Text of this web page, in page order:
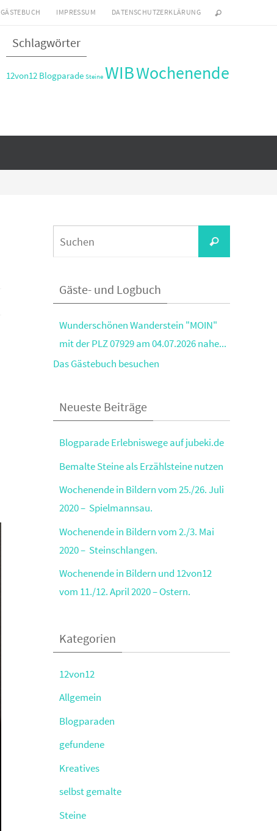
GÄSTEBUCH IMPRESSUM DATENSCHUTZERKLÄRUNG
Schlagwörter
12von12 Blogparade Steine WIBWochenende
Suchen
Gäste- und Logbuch
Hallöle! Ich habe gestern am Strand von
Grömitz in meinem...
Das Gästebuch besuchen
Neueste Beiträge
Blogparade Erlebniswege auf jubeki.de
Bemalte Steine als Erzählsteine nutzen
Wochenende in Bildern vom 25./26. Juli
2020 – Spielmannsau.
Wochenende in Bildern vom 2./3. Mai
2020 – Steinschlangen.
Wochenende in Bildern und 12von12
vom 11./12. April 2020 – Ostern.
Kategorien
12von12
Allgemein
Blogparaden
gefundene
Kreatives
selbst gemalte
Steine